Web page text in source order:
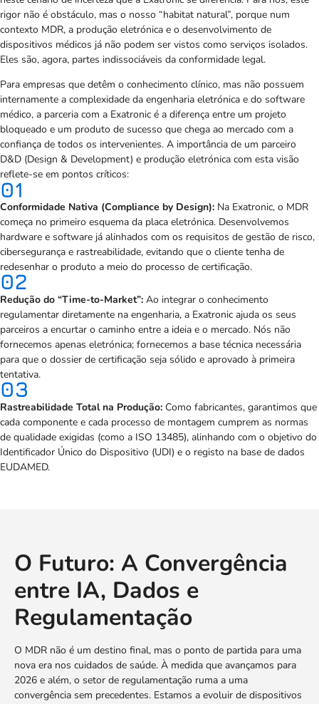
rigor não é obstáculo, mas o nosso “habitat natural”, porque num
contexto MDR, a produção eletrónica e o desenvolvimento de
dispositivos médicos já não podem ser vistos como serviços isolados.
Eles são, agora, partes indissociáveis da conformidade legal.
Para empresas que detêm o conhecimento clínico, mas não possuem
internamente a complexidade da engenharia eletrónica e do software
médico, a parceria com a Exatronic é a diferença entre um projeto
bloqueado e um produto de sucesso que chega ao mercado com a
confiança de todos os intervenientes. A importância de um parceiro
D&D (Design & Development) e produção eletrónica com esta visão
reflete-se em pontos críticos:
01
Conformidade Nativa (Compliance by Design): Na Exatronic, o MDR
começa no primeiro esquema da placa eletrónica. Desenvolvemos
hardware e software já alinhados com os requisitos de gestão de risco,
cibersegurança e rastreabilidade, evitando que o cliente tenha de
redesenhar o produto a meio do processo de certificação.
02
Redução do “Time-to-Market”: Ao integrar o conhecimento
regulamentar diretamente na engenharia, a Exatronic ajuda os seus
parceiros a encurtar o caminho entre a ideia e o mercado. Nós não
fornecemos apenas eletrónica; fornecemos a base técnica necessária
para que o dossier de certificação seja sólido e aprovado à primeira
tentativa.
03
Rastreabilidade Total na Produção: Como fabricantes, garantimos que
cada componente e cada processo de montagem cumprem as normas
de qualidade exigidas (como a ISO 13485), alinhando com o objetivo do
Identificador Único do Dispositivo (UDI) e o registo na base de dados
EUDAMED.
O Futuro: A Convergência
entre IA, Dados e
Regulamentação
O MDR não é um destino final, mas o ponto de partida para uma
nova era nos cuidados de saúde. À medida que avançamos para
2026 e além, o setor de regulamentação ruma a uma
convergência sem precedentes. Estamos a evoluir de dispositivos